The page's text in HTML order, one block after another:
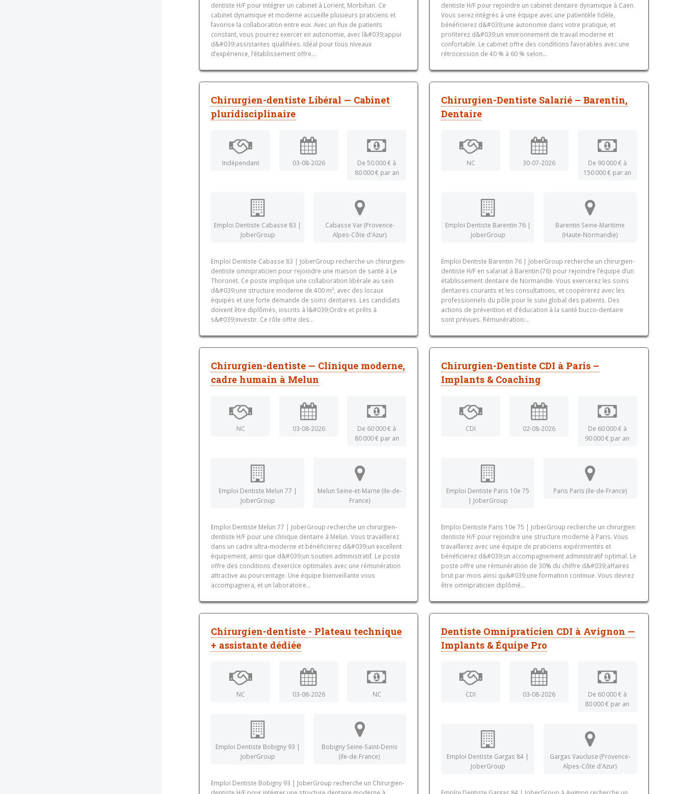
dentiste H/F pour intégrer un cabinet à Lorient, Morbihan. Ce
cabinet dynamique et moderne accueille plusieurs praticiens et
favorise la collaboration entre eux. Avec un flux de patients
constant, vous pourrez exercer en autonomie, avec l&#039;appui
d&#039;assistantes qualifiées. Idéal pour tous niveaux
d’expérience, l’établissement offre...
dentiste H/F pour rejoindre un cabinet dentaire dynamique à Caen.
Vous serez intégrés à une équipe avec une patientèle fidèle,
bénéficierez d&#039;une autonomie dans votre pratique, et
profiterez d&#039;un environnement de travail moderne et
confortable. Le cabinet offre des conditions favorables avec une
rétrocession de 40 % à 60 % selon...
Chirurgien-dentiste Libéral — Cabinet
pluridisciplinaire
Indépendant 03-08-2026
De 50 000 € à
80 000 € par an
Emploi Dentiste Cabasse 83 |
JoberGroup
Cabasse Var (Provence-
Alpes-Côte d'Azur)
Emploi Dentiste Cabasse 83 | JoberGroup recherche un chirurgien-
dentiste omnipraticien pour rejoindre une maison de santé à Le
Thoronet. Ce poste implique une collaboration libérale au sein
d&#039;une structure moderne de 400 m², avec des locaux
équipés et une forte demande de soins dentaires. Les candidats
doivent être diplômés, inscrits à l&#039;Ordre et prêts à
s&#039;investir. Ce rôle offre des...
Chirurgien-Dentiste Salarié – Barentin,
Dentaire
NC 30-07-2026
De 90 000 € à
150 000 € par an
Emploi Dentiste Barentin 76 |
JoberGroup
Barentin Seine-Maritime
(Haute-Normandie)
Emploi Dentiste Barentin 76 | JoberGroup recherche un chirurgien-
dentiste H/F en salariat à Barentin (76) pour rejoindre l’équipe d’un
établissement dentaire de Normandie. Vous exercerez les soins
dentaires courants et les consultations, et coopérerez avec les
professionnels du pôle pour le suivi global des patients. Des
actions de prévention et d’éducation à la santé bucco-dentaire
sont prévues. Rémunération:...
Chirurgien-dentiste — Clinique moderne,
cadre humain à Melun
NC 03-08-2026
De 60 000 € à
80 000 € par an
Emploi Dentiste Melun 77 |
JoberGroup
Melun Seine-et-Marne (Ile-de-
France)
Emploi Dentiste Melun 77 | JoberGroup recherche un chirurgien-
dentiste H/F pour une clinique dentaire à Melun. Vous travaillerez
dans un cadre ultra-moderne et bénéficierez d&#039;un excellent
équipement, ainsi que d&#039;un soutien administratif. Le poste
offre des conditions d’exercice optimales avec une rémunération
attractive au pourcentage. Une équipe bienveillante vous
accompagnera, et un laboratoire...
Chirurgien-Dentiste CDI à Paris –
Implants & Coaching
CDI 02-08-2026
De 60 000 € à
90 000 € par an
Emploi Dentiste Paris 10e 75
| JoberGroup
Paris Paris (Ile-de-France)
Emploi Dentiste Paris 10e 75 | JoberGroup recherche un chirurgien
dentiste H/F pour rejoindre une structure moderne à Paris. Vous
travaillerez avec une équipe de praticiens expérimentés et
bénéficierez d&#039;un accompagnement administratif optimal. Le
poste offre une rémunération de 30% du chiffre d&#039;affaires
brut par mois ainsi qu&#039;une formation continue. Vous devrez
être omnipraticien diplômé...
Chirurgien-dentiste - Plateau technique
+ assistante dédiée
NC 03-08-2026 NC
Emploi Dentiste Bobigny 93 |
JoberGroup
Bobigny Seine-Saint-Denis
(Ile-de-France)
Emploi Dentiste Bobigny 93 | JoberGroup recherche un Chirurgien-
Dentiste Omnipraticien CDI à Avignon —
Implants & Équipe Pro
CDI 03-08-2026
De 60 000 € à
80 000 € par an
Emploi Dentiste Gargas 84 |
JoberGroup
Gargas Vaucluse (Provence-
Alpes-Côte d'Azur)